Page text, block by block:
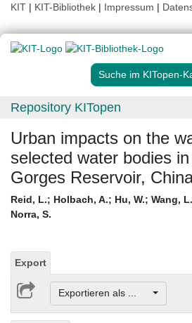
KIT | KIT-Bibliothek | Impressum |
Suche im KITopen-
Repository KITopen
Urban impacts on the
selected water bodies
Gorges Reservoir,
Reid, L.; Holbach, A.; Hu, W.; Wang, L.
Norra, S.
Export
Exportieren als ...